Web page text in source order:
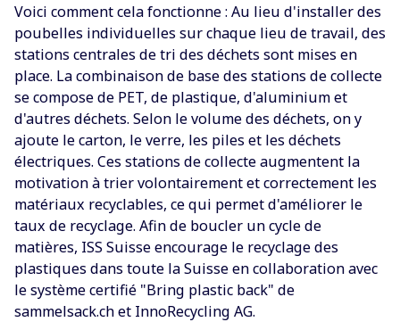
Voici comment cela fonctionne : Au lieu d'installer des
poubelles individuelles sur chaque lieu de travail, des
stations centrales de tri des déchets sont mises en
place. La combinaison de base des stations de collecte
se compose de PET, de plastique, d'aluminium et
d'autres déchets. Selon le volume des déchets, on y
ajoute le carton, le verre, les piles et les déchets
électriques. Ces stations de collecte augmentent la
motivation à trier volontairement et correctement les
matériaux recyclables, ce qui permet d'améliorer le
taux de recyclage. Afin de boucler un cycle de
matières, ISS Suisse encourage le recyclage des
plastiques dans toute la Suisse en collaboration avec
le système certifié "Bring plastic back" de
sammelsack.ch et InnoRecycling AG.